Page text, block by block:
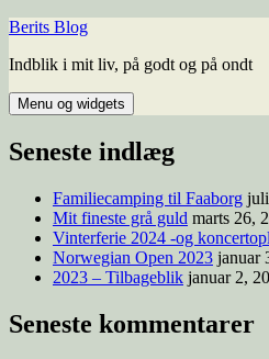
Berits Blog
Indblik i mit liv, på godt og på ondt
Menu og widgets
Seneste indlæg
Familiecamping til Faaborg
Mit fineste grå guld marts 26,
Vinterferie 2024 -og
Norwegian Open 2023 januar
2023 – Tilbageblik januar 2,
Seneste kommentarer